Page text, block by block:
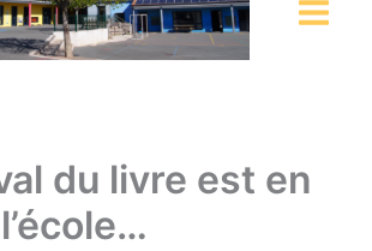
du livre est en